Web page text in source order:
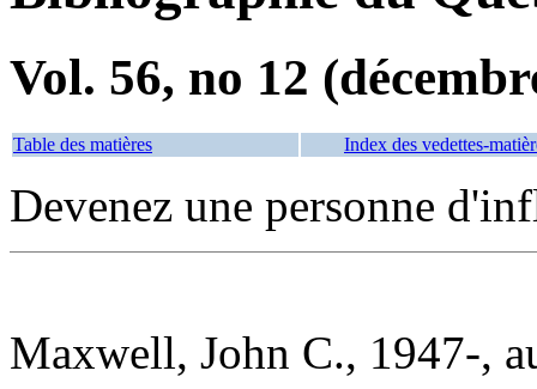
Vol. 56, no 12
Table des matières Index des vedettes-
Devenez une personne
Maxwell, John C., 1947-,